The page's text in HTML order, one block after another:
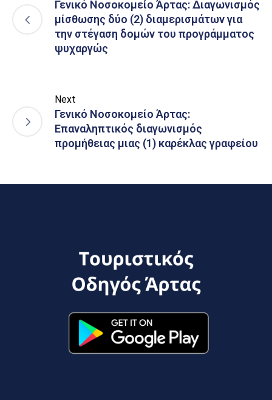
Γενικό Νοσοκομείο Άρτας: Διαγωνισμός
μίσθωσης δύο (2) διαμερισμάτων για
την στέγαση δομών του προγράμματος
ψυχαργώς
Next
Γενικό Νοσοκομείο Άρτας:
Επαναληπτικός διαγωνισμός
προμήθειας μιας (1) καρέκλας γραφείου